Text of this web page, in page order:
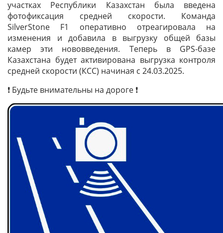
участках Республики Казахстан была введена
фотофиксация средней скорости. Команда
SilverStone F1 оперативно отреагировала на
изменения и добавила в выгрузку общей базы
камер эти нововведения. Теперь в GPS-базе
Казахстана будет активирована выгрузка контроля
средней скорости (КСС) начиная с 24.03.2025.
❗ Будьте внимательны на дороге ❗